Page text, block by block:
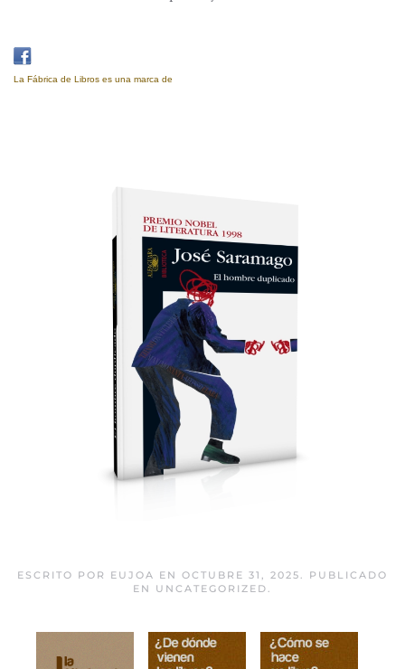
La Fábrica de Libros es una marca de
ESCRITO POR EUJOA EN OCTUBRE 31, 2025. PUBLICADO
EN UNCATEGORIZED.